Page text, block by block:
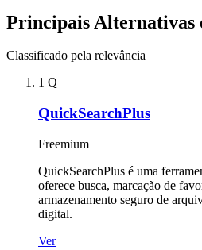
Principais Alternativas
Classificado pela relevância
1 Q
QuickSearchPlus
Freemium
QuickSearchPlus é uma
oferece busca, marcação de
armazenamento seguro de
digital.
Ver